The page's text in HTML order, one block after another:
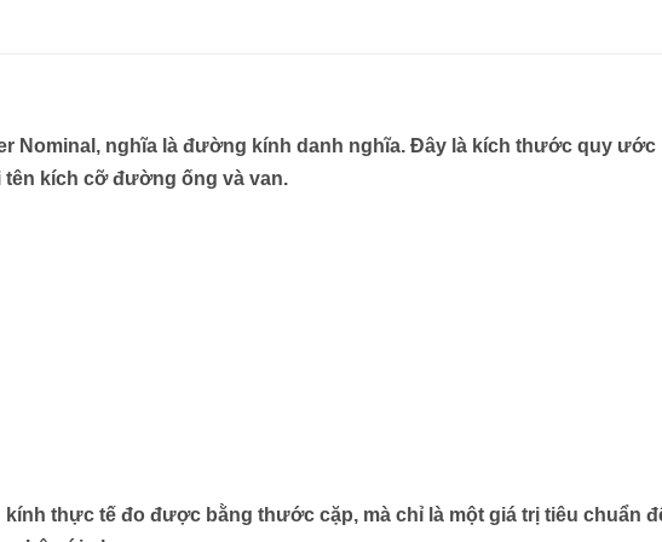
Nominal, nghĩa là đường kính danh nghĩa. Đây là kích thước quy ước
tên kích cỡ đường ống và van.
thực tế đo được bằng thước cặp, mà chỉ là một giá trị tiêu chuẩn